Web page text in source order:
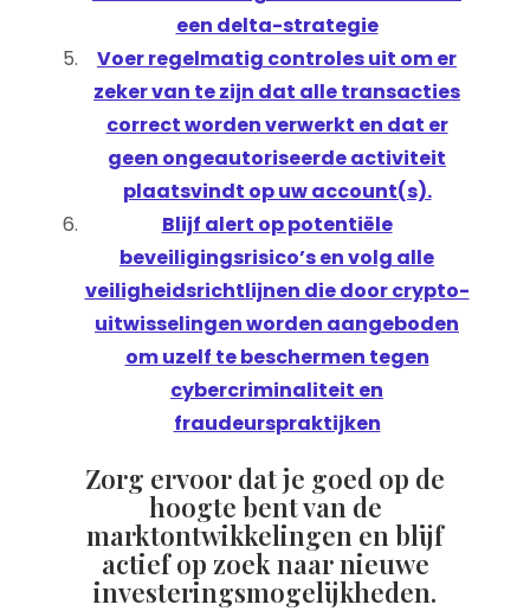
een delta-strategie
Voer regelmatig controles uit om er
zeker van te zijn dat alle transacties
correct worden verwerkt en dat er
geen ongeautoriseerde activiteit
plaatsvindt op uw account(s).
Blijf alert op potentiële
beveiligingsrisico’s en volg alle
veiligheidsrichtlijnen die door crypto-
uitwisselingen worden aangeboden
om uzelf te beschermen tegen
cybercriminaliteit en
fraudeurspraktijken
Zorg ervoor dat je goed op de
hoogte bent van de
marktontwikkelingen en blijf
actief op zoek naar nieuwe
investeringsmogelijkheden.